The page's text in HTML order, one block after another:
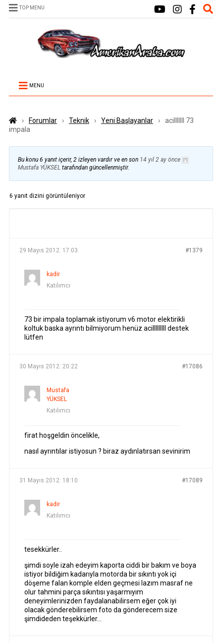
TOP MENU
MENU
› Forumlar › Teknik › Yeni Başlayanlar ›
acilllllll 73
impala
Bu konu 6 yanıt içerir, 2 izleyen vardır ve en son 14 yıl 2 ay önce
Mustafa YÜKSELtarafından güncellenmiştir.
6 yanıt dizini görüntüleniyor
29 Mayıs 2012: 17:03 #1379
kadir
Katılımcı
73 bir impala toplamak istiyorum v6 motor elektirikli
koltuk baska ayrıntı bilmiyorum henüz acilllllllll destek
lütfen
30 Mayıs 2012: 20:22 #17086
Mustafa
YÜKSEL
Katılımcı
firat hoşgeldin öncelikle,
nasıl ayrıntılar istiyosun ? biraz aydınlatırsan sevinirim
31 Mayıs 2012: 18:10 #17089
kadir
Katılımcı
tesekkürler..
şimdi soyle izah edeyim kaporta ciddi bir bakım ve boya
istiyor bildiğim kadarıyla motorda bir sıkıntı yok içi
döşeme falan komple elden geçmesi lazım masraf ne
olur tahmini parça sıkıntısı yaşarmıyım
deneyimlerinizden faydalanabilirsem eğer çok iyi
olacak gönderebilirsem foto da gönderecem size
şimdideden teşekkürler…